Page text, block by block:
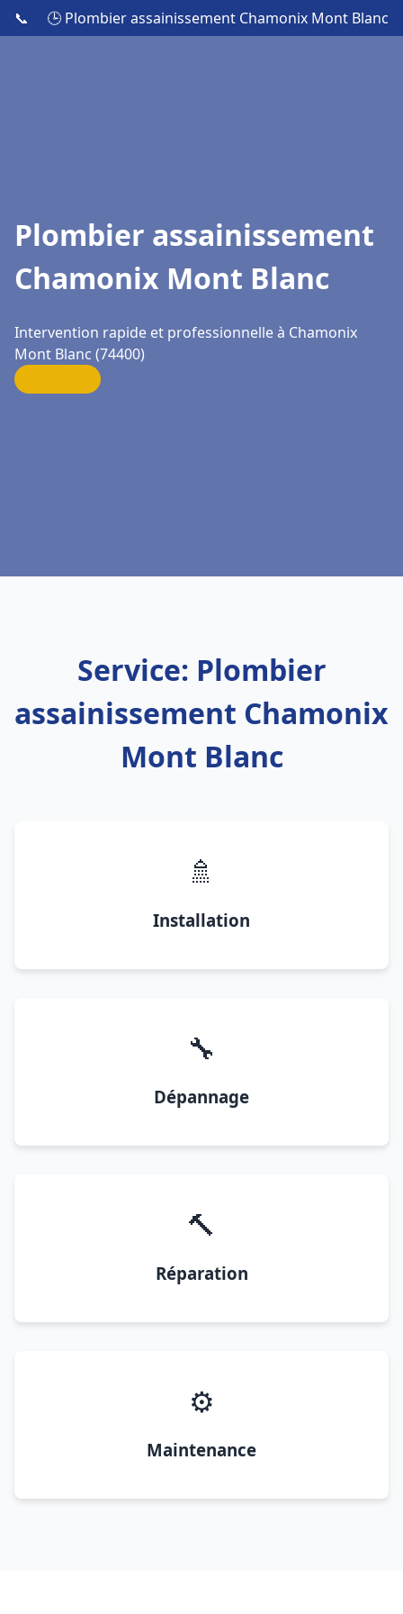
📞 🕒 Plombier assainissement Chamonix Mont Blanc
Plombier assainissement
Chamonix Mont Blanc
Intervention rapide et professionnelle à Chamonix
Mont Blanc (74400)
Service: Plombier
assainissement Chamonix
Mont Blanc
🚿
Installation
🔧
Dépannage
🔨
Réparation
⚙️
Maintenance